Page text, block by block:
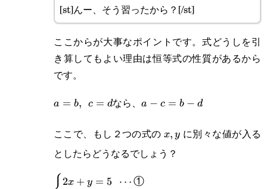
[st]んー、そう習ったから？[/st]
ここからが大事なポイントです。式どうしを引
き算してもよい理由は恒等式の性質があるから
です。
a=b,\enspace
a = b, c = dなら、a-
a − c = b − d
ここで、もし２つの式のx,
y
x, y に別々な値が入る
としたらどうなるでしょう？
\begin{cases}\displaystyle
2x + y = 5 ⋯①